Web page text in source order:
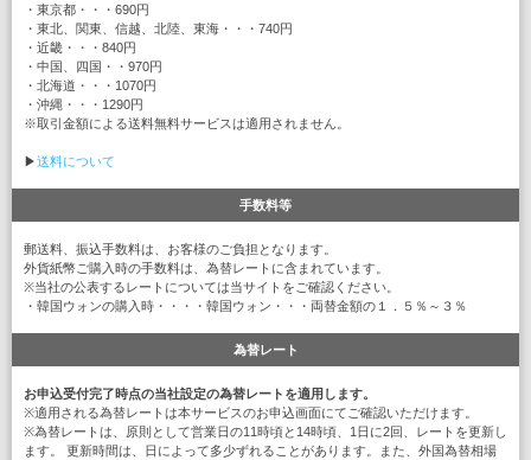
・東京都・・・690円
・東北、関東、信越、北陸、東海・・・740円
・近畿・・・840円
・中国、四国・・970円
・北海道・・・1070円
・沖縄・・・1290円
※取引金額による送料無料サービスは適用されません。
▶送料について
手数料等
郵送料、振込手数料は、お客様のご負担となります。
外貨紙幣ご購入時の手数料は、為替レートに含まれています。
※当社の公表するレートについては当サイトをご確認ください。
・韓国ウォンの購入時・・・・韓国ウォン・・・両替金額の１．５％～３％
為替レート
お申込受付完了時点の当社設定の為替レートを適用します。
※適用される為替レートは本サービスのお申込画面にてご確認いただけます。
※為替レートは、原則として営業日の11時頃と14時頃、1日に2回、レートを更新し
ます。 更新時間は、日によって多少ずれることがあります。また、外国為替相場